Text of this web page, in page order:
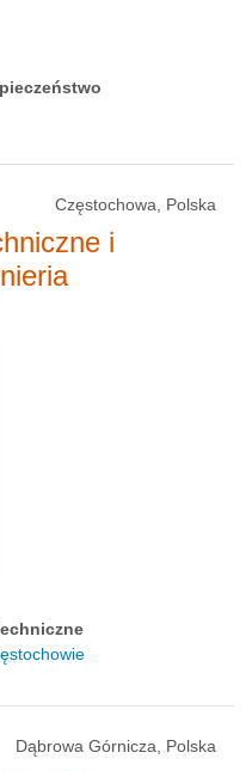
Częstochowa, Polska
i
Dąbrowa Górnicza, Polska